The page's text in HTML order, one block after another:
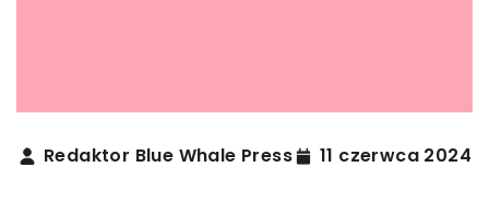
Redaktor Blue Whale Press 11 czerwca 2024